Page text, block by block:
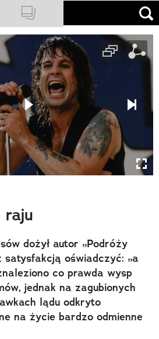
raju
dożył autor „Podróży
satysfakcją oświadczyć: „a
co prawda wysp
jednak na zagubionych
lądu odkryto
na życie bardzo odmienne